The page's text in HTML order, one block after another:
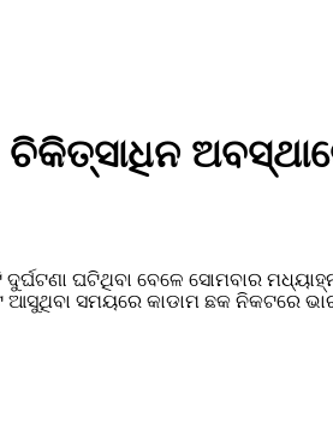
ଘଟିଥିବା ବେଳେ ସୋମବାର
ସମୟରେ କାଡାମ ଛକ ନିକଟରେ